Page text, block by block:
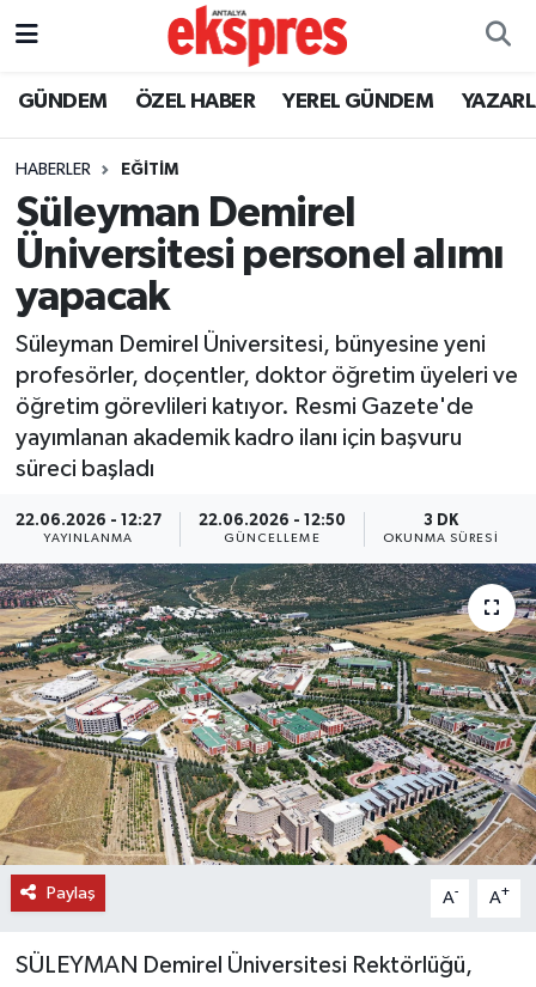
GÜNDEM ÖZEL HABER YEREL GÜNDEM
HABERLER EĞİTİM
Süleyman Demirel
Üniversitesi personel alımı
yapacak
Süleyman Demirel Üniversitesi, bünyesine yeni
profesörler, doçentler, doktor öğretim üyeleri ve
öğretim görevlileri katıyor. Resmi Gazete'de
yayımlanan akademik kadro ilanı için başvuru
süreci başladı
22.06.2026 - 12:27
YAYINLANMA
22.06.2026 - 12:50
GÜNCELLEME
3 DK
OKUNMA SÜRESI
Paylaş A- A+
SÜLEYMAN Demirel Üniversitesi Rektörlüğü,
ÖZEL HABER
YEREL GÜNDEM
EKONOMİ
KÜLTÜR - SANAT
SPOR
SİYASET
SAĞLIK
DÜNYA
EĞİTİM
TURİZM
RÖPORTAJ
VİDEO HABERLER
YAZARLAR
Nöbetçi Eczaneler
Trafik Durumu
Süper Lig Puan Durumu ve Fikstür
Tüm Manşetler
Son Dakika Haberleri
Haber Arşivi